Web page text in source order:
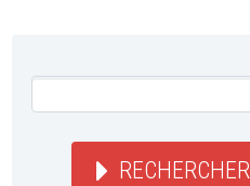
RECHERCHER